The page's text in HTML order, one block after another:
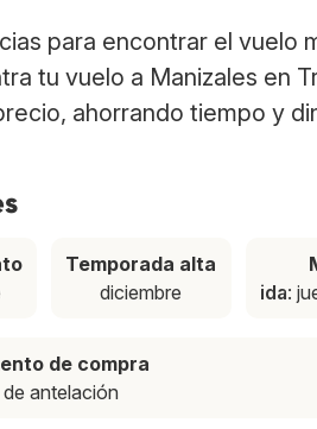
para encontrar el vuelo
tu vuelo a Manizales en
ahorrando tiempo y
Temporada alta
diciembre
ida:
de compra
antelación